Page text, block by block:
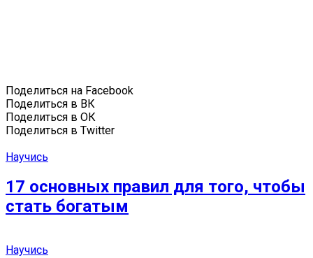
Поделиться на Facebook
Поделиться в ВК
Поделиться в ОК
Поделиться в Twitter
Научись
17 основных правил для того, чтобы
стать богатым
Научись